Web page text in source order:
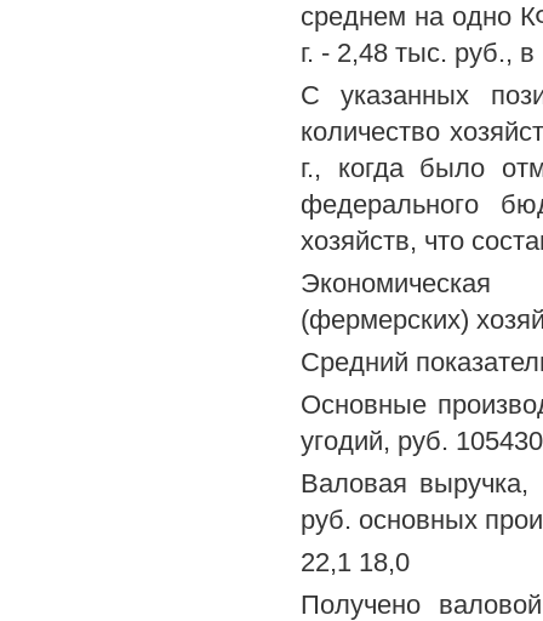
среднем на одно
г. - 2,48 тыс. руб.,
С указанных
количество
г., когда было
федерального
хозяйств, что
Экономическая
(фермерских)
Средний
Основные
угодий, руб.
Валовая выручка,
руб. основных
22,1 18,0
Получено